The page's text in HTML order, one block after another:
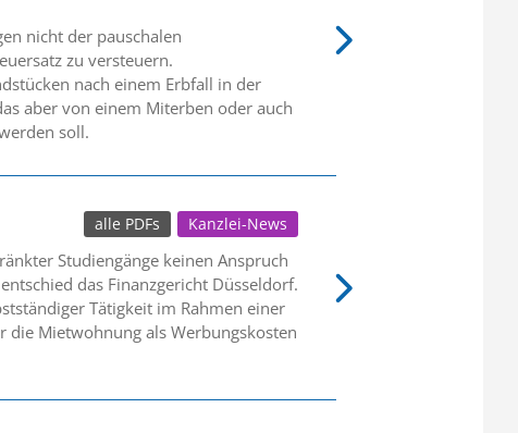
nicht der pauschalen
zu versteuern.
nach einem Erbfall in der
aber von einem Miterben oder auch
soll.
Kanzlei-News
alle PDFs
Studiengänge keinen Anspruch
das Finanzgericht Düsseldorf.
Tätigkeit im Rahmen einer
Mietwohnung als Werbungskosten